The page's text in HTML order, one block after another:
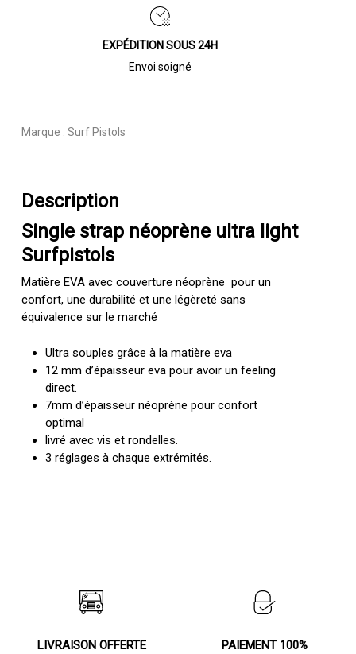
EXPÉDITION SOUS 24H
Envoi soigné
Marque : Surf Pistols
Description
Single strap néoprène ultra light
Surfpistols
Matière EVA avec couverture néoprène pour un
confort, une durabilité et une légèreté sans
équivalence sur le marché
Ultra souples grâce à la matière eva
12 mm d’épaisseur eva pour avoir un feeling
direct.
7mm d’épaisseur néoprène pour confort
optimal
livré avec vis et rondelles.
3 réglages à chaque extrémités.
LIVRAISON OFFERTE
PAIEMENT 100%